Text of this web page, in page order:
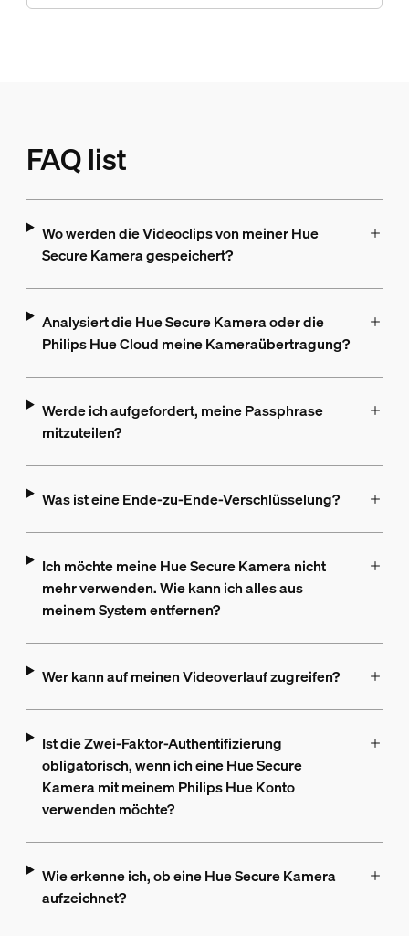
FAQ list
Wo werden die Videoclips von meiner Hue
Secure Kamera gespeichert?
Analysiert die Hue Secure Kamera oder die
Philips Hue Cloud meine Kameraübertragung?
Werde ich aufgefordert, meine Passphrase
mitzuteilen?
Was ist eine Ende-zu-Ende-Verschlüsselung?
Ich möchte meine Hue Secure Kamera nicht
mehr verwenden. Wie kann ich alles aus
meinem System entfernen?
Wer kann auf meinen Videoverlauf zugreifen?
Ist die Zwei-Faktor-Authentifizierung
obligatorisch, wenn ich eine Hue Secure
Kamera mit meinem Philips Hue Konto
verwenden möchte?
Wie erkenne ich, ob eine Hue Secure Kamera
aufzeichnet?